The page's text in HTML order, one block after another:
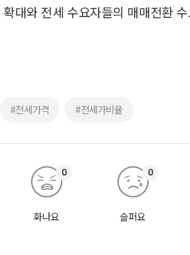
대와 전세 수요자들의 매매전환
#전세가격 #전세가비율
화나요
0
슬퍼요
0